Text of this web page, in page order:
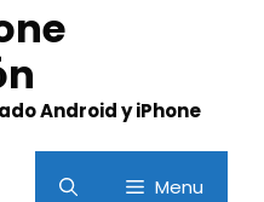
Android y iPhone
Menu